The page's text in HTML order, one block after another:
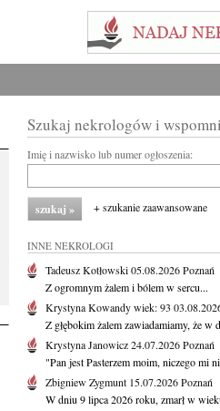
Szukaj nekrologów i
Imię i nazwisko lub numer ogłoszenia:
+ szukanie zaawansowane
INNE NEKROLOGI
Tadeusz Kotłowski05.08.2026Poznań
Z ogromnym żalem i bólem w sercu...
Krystyna Kowandywiek: 93
Z głębokim żalem zawiadamiamy, że w
Krystyna Janowicz24.07.2026Poznań
"Pan jest Pasterzem moim, niczego mi
Zbigniew Zygmunt 15.07.2026Poznań
W dniu 9 lipca 2026 roku, zmarł w